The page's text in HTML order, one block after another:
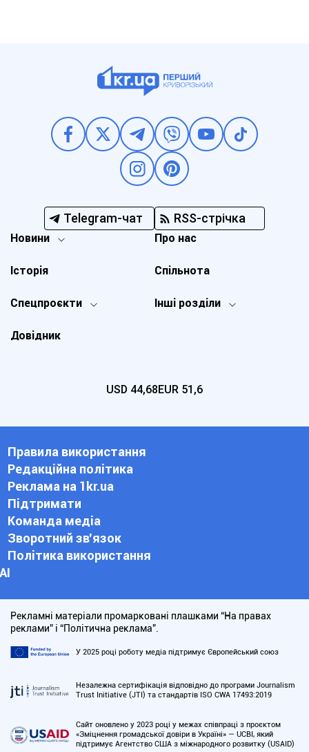
Telegram-чат RSS-стрічка
Новини
Спецпроєкти Інші розділи
Історія
Про нас
Довідник
Спільнота
USD 44,68EUR 51,6
Правила використання
Редакційна політика
Реклама на 1kr.ua
Підтримати
Команда медіа
Зворотний зв'язок
Політика використання
АІ
Рекламні матеріали промарковані плашками “На правах
реклами” і “Політична реклама”.
У 2025 році роботу медіа підтримує Європейський союз
Незалежна сертифікація відповідно до програми Journalism
Trust Initiative (JTI) та стандартів ISO CWA 17493:2019
Сайт оновлено у 2023 році у межах співпраці з проєктом
«Зміцнення громадської довіри в Україні» — UCBI, який
підтримує Агентство США з міжнародного розвитку (USAID)